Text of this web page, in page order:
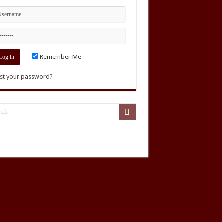
Remember Me
your password?